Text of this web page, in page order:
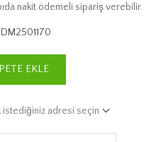
nakit ödemeli sipariş verebilir.
DM2501170
EKLE
istediğiniz adresi seçin